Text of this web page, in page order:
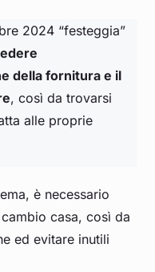
2024 “festeggia”
della fornitura e il
, così da trovarsi
alle proprie
è necessario
casa, così da
ed evitare inutili